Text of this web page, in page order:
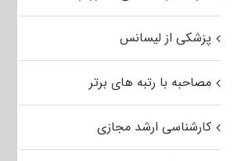
پزشکی از لیسانس
مصاحبه با رتبه های برتر
کارشناسی ارشد مجازی